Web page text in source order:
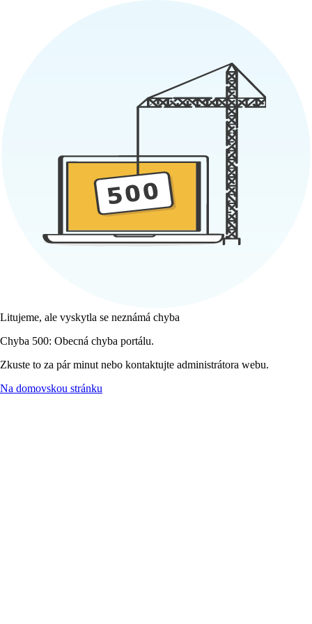
Litujeme, ale vyskytla se neznámá chyba
Chyba 500: Obecná chyba portálu.
Zkuste to za pár minut nebo kontaktujte administrátora webu.
Na domovskou stránku